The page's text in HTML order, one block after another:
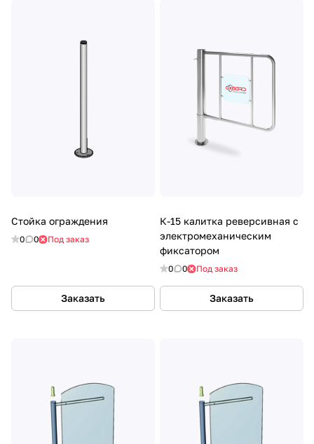
Стойка ограждения
0 0 Под заказ
Заказать
К-15 калитка реверсивная с
электромеханическим
фиксатором
0 0 Под заказ
Заказать